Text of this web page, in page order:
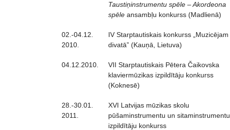
Taustiņinstrumentu spēle – Akordeona
spēle ansambļu konkurss (Madlienā)
02.-04.12.
2010.
IV Starptautiskais konkurss „Muzicējam
divatā” (Kauņā, Lietuva)
04.12.2010.
VII Starptautiskais Pētera Čaikovska
klaviermūzikas izpildītāju konkurss
(Koknesē)
28.-30.01.
2011.
XVI Latvijas mūzikas skolu
pūšaminstrumentu un sitaminstrumentu
izpildītāju konkurss